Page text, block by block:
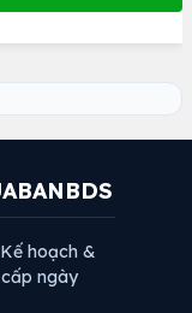
hoạch &
ngày